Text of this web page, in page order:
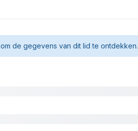
om de gegevens van dit lid te ontdekken.